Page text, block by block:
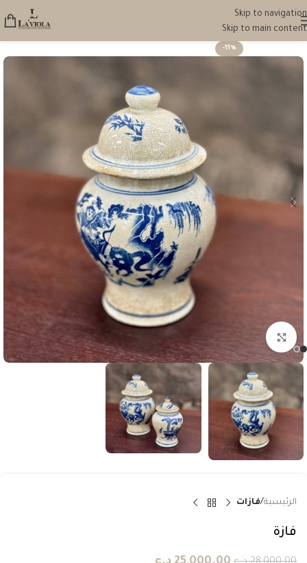
Skip to navigation
Skip to main content
-11%
انقر للتكبير
الرئيسية فازات
فازة